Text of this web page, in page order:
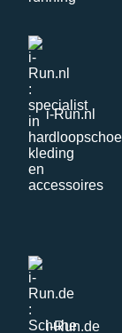
i-Run.nl
i-Run.de